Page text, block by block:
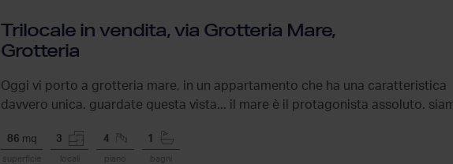
Trilocale in vendita, via Grotteria Mare,
Grotteria
Oggi vi porto a grotteria mare, in un appartamento che ha una caratteristica
davvero unica. guardate questa vista... il mare è il protagonista assoluto.
86 mq
superficie
3
locali
4
piano
1
bagni